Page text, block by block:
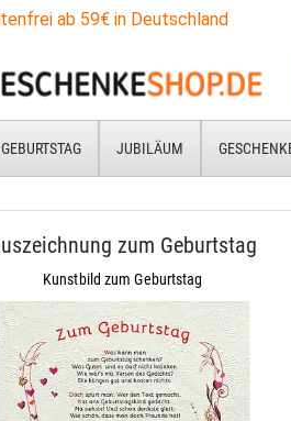
ab 59€ in Deutschland
GEBURTSTAG JUBILÄUM
zum Geburtstag
Kunstbild zum Geburtstag